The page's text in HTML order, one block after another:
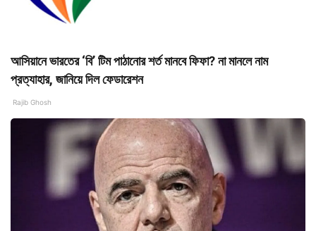
আসিয়ানে ভারতের ‘বি’ টিম পাঠানোর শর্ত মানবে ফিফা? না মানলে নাম
প্রত্যাহার, জানিয়ে দিল ফেডারেশন
Rajib Ghosh